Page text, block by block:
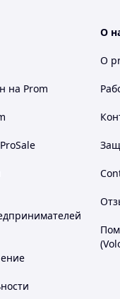
на Prom
О
О